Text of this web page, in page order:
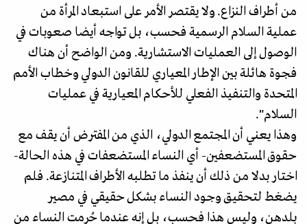
من أطراف النزاع. ولا يقتصر الأمر على استبعاد المرأة من
عملية السلام الرسمية فحسب، بل تواجه أيضا صعوبات في
الوصول إلى العمليات الاستشارية. ومن الواضح أن هناك
فجوة هائلة بين الإطار المعياري للقانون الدولي وخطاب الأمم
المتحدة والتنفيذ الفعلي للأحكام المعيارية في عمليات
السلام".
وهذا يعني أن المجتمع الدولي، الذي من المفترض أن يقف مع
حقوق المستضعفين- أي النساء المستضعفات في هذه الحالة-
اختار بدلا من ذلك أن ينفذ ما تطلبه الأطراف المتنازعة. فلم
يضغط لتحقيق وجود النساء بشكل حقيقي في مصير
بلدهن، وليس هذا فحسب، بل إنه عندما حُرِمت النساء من